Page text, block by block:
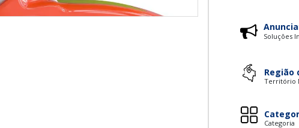
Soluções
Região
Território
Categoria